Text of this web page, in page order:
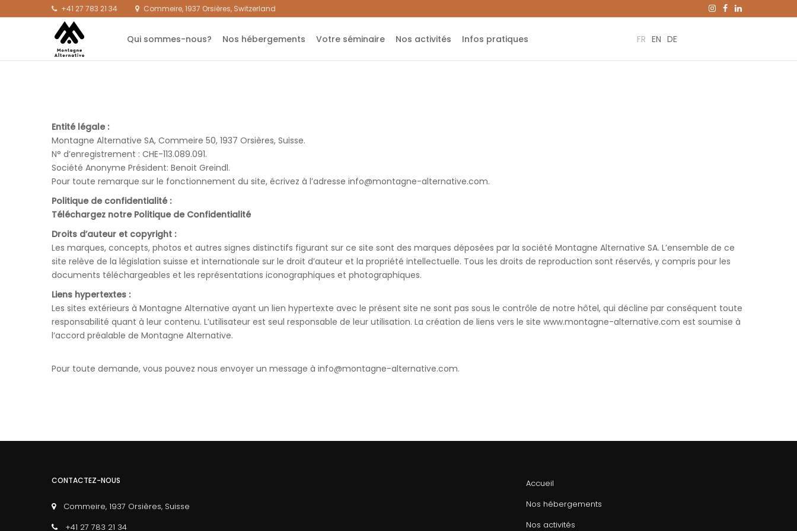
+41 27 783 21 34 Commeire, 1937 Orsières, Switzerland
Qui sommes-nous? Nos hébergements Votre séminaire Nos activités Infos pratiques FR EN DE
Entité légale :
Montagne Alternative SA, Commeire 50, 1937 Orsières, Suisse.
N° d’enregistrement : CHE-113.089.091.
Société Anonyme Président: Benoit Greindl.
Pour toute remarque sur le fonctionnement du site, écrivez à l’adresse info@montagne-alternative.com.
Politique de confidentialité :
Téléchargez notre Politique de Confidentialité
Droits d’auteur et copyright :
Les marques, concepts, photos et autres signes distinctifs figurant sur ce site sont des marques déposées par la société Montagne Alternative SA. L’ensemble de ce
site relève de la législation suisse et internationale sur le droit d’auteur et la propriété intellectuelle. Tous les droits de reproduction sont réservés, y compris pour les
documents téléchargeables et les représentations iconographiques et photographiques.
Liens hypertextes :
Les sites extérieurs à Montagne Alternative ayant un lien hypertexte avec le présent site ne sont pas sous le contrôle de notre hôtel, qui décline par conséquent toute
responsabilité quant à leur contenu. L’utilisateur est seul responsable de leur utilisation. La création de liens vers le site www.montagne-alternative.com est soumise à
l’accord préalable de Montagne Alternative.
Pour toute demande, vous pouvez nous envoyer un message à info@montagne-alternative.com.
CONTACTEZ-NOUS
Commeire, 1937 Orsières, Suisse
+41 27 783 21 34
Accueil
Nos hébergements
Nos activités